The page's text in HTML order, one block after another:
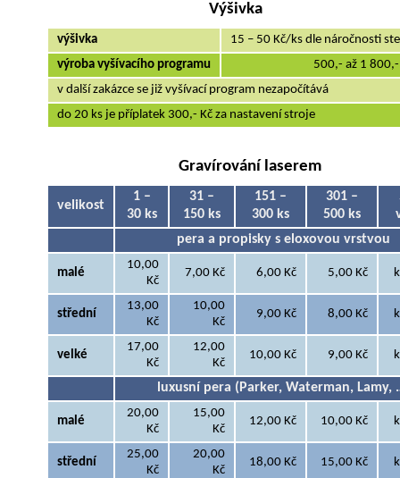
Výšivka
výšivka
15 – 50 Kč/ks dle náročnosti
výroba vyšívacího programu
500,- až 1 800,-
v další zakázce se již vyšívací program nezapočítává
do 20 ks je příplatek 300,- Kč za nastavení stroje
Gravírování laserem
velikost
1 –
30 ks
31 –
150 ks
151 –
300 ks
301 –
500 ks
pera a propisky s eloxovou vrstvou
malé
10,00
Kč
7,00 Kč 6,00 Kč 5,00 Kč
střední
13,00
Kč
10,00
Kč
9,00 Kč 8,00 Kč
velké
17,00
Kč
12,00
Kč
10,00 Kč 9,00 Kč
luxusní pera (Parker, Waterman, Lamy,
malé
20,00
Kč
15,00
Kč
12,00 Kč 10,00 Kč
střední
25,00
Kč
20,00
Kč
18,00 Kč 15,00 Kč